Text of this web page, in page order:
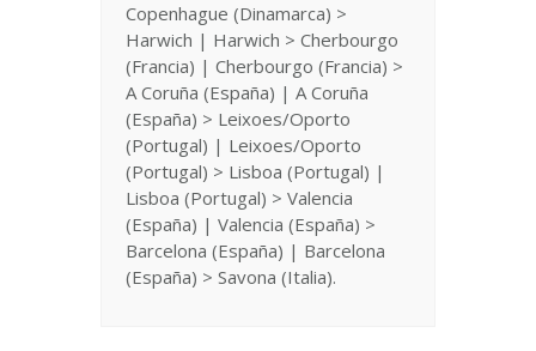
Copenhague (Dinamarca) >
Harwich | Harwich > Cherbourgo
(Francia) | Cherbourgo (Francia) >
A Coruña (España) | A Coruña
(España) > Leixoes/Oporto
(Portugal) | Leixoes/Oporto
(Portugal) > Lisboa (Portugal) |
Lisboa (Portugal) > Valencia
(España) | Valencia (España) >
Barcelona (España) | Barcelona
(España) > Savona (Italia).